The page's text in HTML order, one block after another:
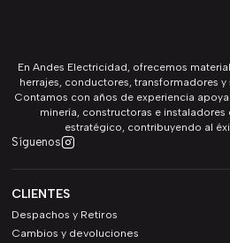
En Andes Electricidad, ofrecemos
herrajes, conductores, transformadores
Contamos con años de experiencia
minería, constructoras e
estratégico, contribuyendo al
Síguenos
CLIENTES
Despachos y Retiros
Cambios y devoluciones